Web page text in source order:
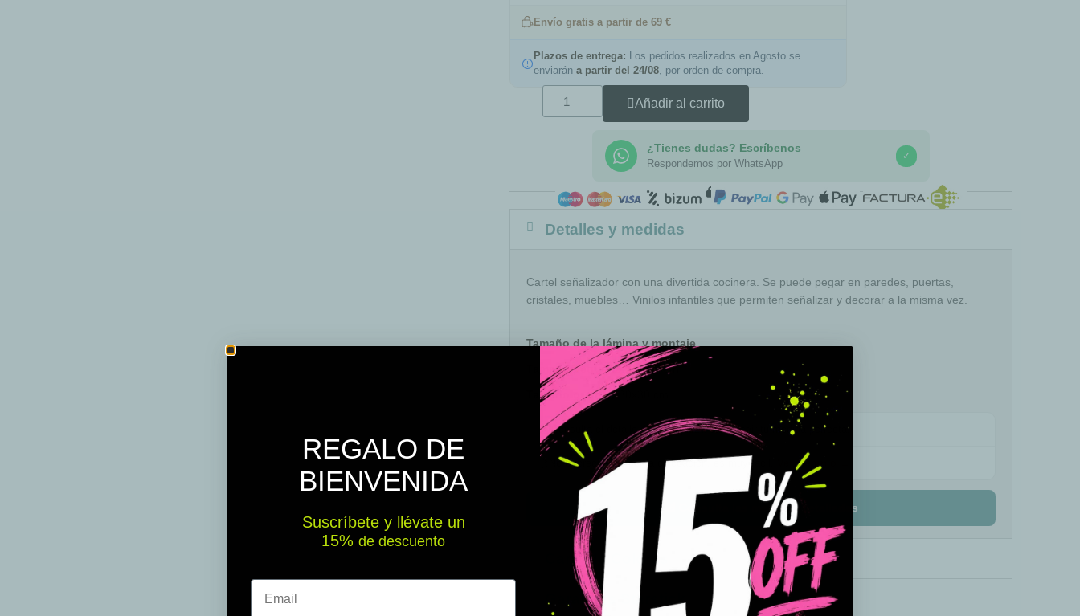
Envío gratis a partir de 69 €
Plazos de entrega: Los pedidos realizados en Agosto se
enviarána partir del 24/08, por orden de compra.
Añadir al carrito
¿Tienes dudas? Escríbenos
Respondemos por WhatsApp
✓
COMPRA SEGURA
Detalles y medidas
Cartel señalizador con una divertida cocinera. Se puede pegar en paredes, puertas,
cristales, muebles… Vinilos infantiles que permiten señalizar y decorar a la misma vez.
Tamaño de la lámina y montaje
Tamaño pequeño:20x20 cm
Tamaño grande:30x30 cm
📐Consulta el detalle de cada pieza para elegir tu medida perfecta.
No te preocupes por la colocación, es muy fácil. Ver ejemplo →
📐 Consulta las medidas detalladas
Carta de Colores
Garantías Starstick
REGALO DE
BIENVENIDA
Suscríbete y llévate un
15% ​​ de descuento
Email